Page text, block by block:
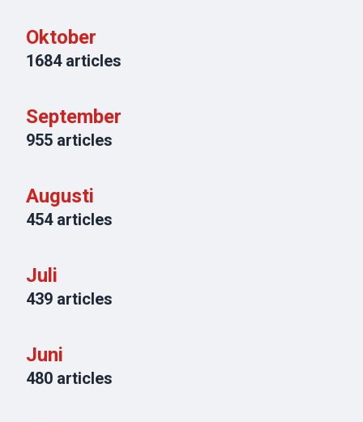
Oktober
1684articles
September
955 articles
Augusti
454articles
Juli
439 articles
Juni
480 articles